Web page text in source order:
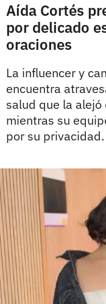
Aída Cortés
por delicado
oraciones
La influencer y
encuentra
salud que la
mientras su
por su privacidad.